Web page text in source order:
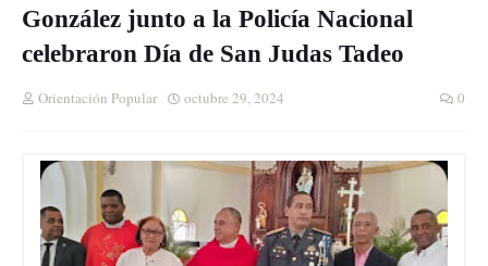
González junto a la Policía Nacional
celebraron Día de San Judas Tadeo
Orientación Popular octubre 29, 2024 0